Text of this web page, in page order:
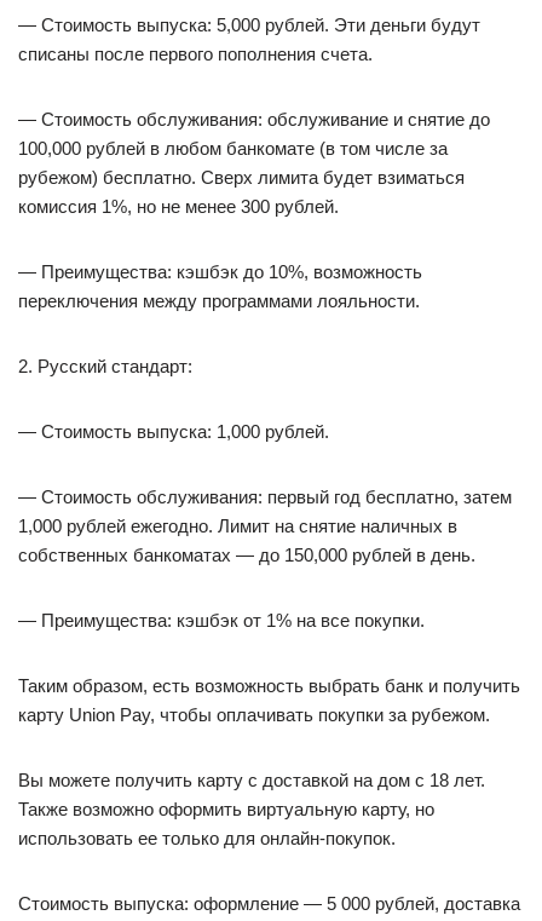
— Стоимость выпуска: 5,000 рублей. Эти деньги будут
списаны после первого пополнения счета.
— Стоимость обслуживания: обслуживание и снятие до
100,000 рублей в любом банкомате (в том числе за
рубежом) бесплатно. Сверх лимита будет взиматься
комиссия 1%, но не менее 300 рублей.
— Преимущества: кэшбэк до 10%, возможность
переключения между программами лояльности.
2. Русский стандарт:
— Стоимость выпуска: 1,000 рублей.
— Стоимость обслуживания: первый год бесплатно, затем
1,000 рублей ежегодно. Лимит на снятие наличных в
собственных банкоматах — до 150,000 рублей в день.
— Преимущества: кэшбэк от 1% на все покупки.
Таким образом, есть возможность выбрать банк и получить
карту Union Pay, чтобы оплачивать покупки за рубежом.
Вы можете получить карту с доставкой на дом с 18 лет.
Также возможно оформить виртуальную карту, но
использовать ее только для онлайн-покупок.
Стоимость выпуска: оформление — 5 000 рублей, доставка